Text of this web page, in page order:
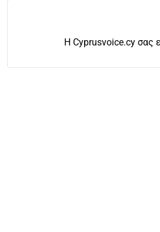
Η Cyprusvoice.cy σας